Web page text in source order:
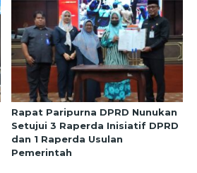
Rapat Paripurna DPRD Nunukan
Setujui 3 Raperda Inisiatif DPRD
dan 1 Raperda Usulan
Pemerintah